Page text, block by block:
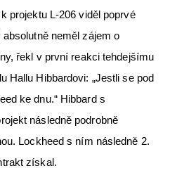
projektu L-206 viděl poprvé
neměl zájem o
řekl v první reakci tehdejšímu
Hallu Hibbardovi: „Jestli se pod
ke dnu.“ Hibbard s
následně podrobně
Lockheed s ním následně 2.
získal.